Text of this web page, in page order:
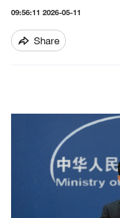
09:56:11 2026-05-11
Share